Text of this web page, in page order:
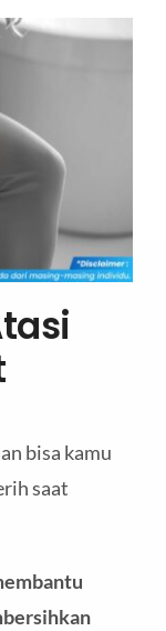
bisa kamu
saat